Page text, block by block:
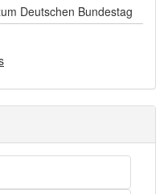
Deutschen Bundestag